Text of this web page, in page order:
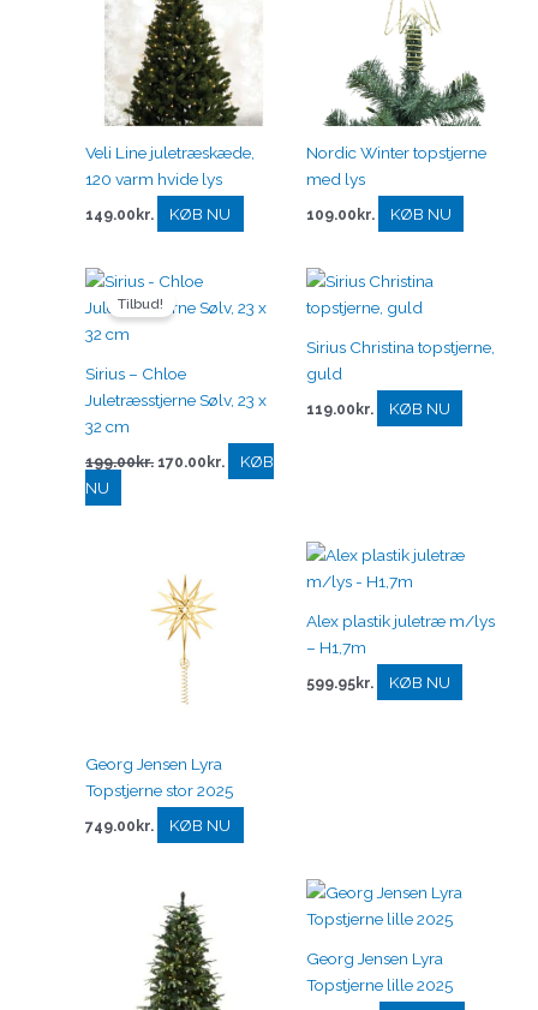
Veli Line juletræskæde,
120 varm hvide lys
149.00 kr. KØB NU
Nordic Winter topstjerne
med lys
109.00 kr. KØB NU
Tilbud!
Sirius – Chloe
Juletræsstjerne Sølv, 23 x
32 cm
199.00kr.
Den
oprindelige
pris
170.00 kr.
pris
KØB
NU
Sirius Christina topstjerne,
guld
119.00 kr. KØB NU
Georg Jensen Lyra
Topstjerne stor 2025
749.00 kr. KØB NU
Alex plastik juletræ m/lys
– H1,7m
599.95kr. KØB NU
Georg Jensen Lyra
Topstjerne lille 2025